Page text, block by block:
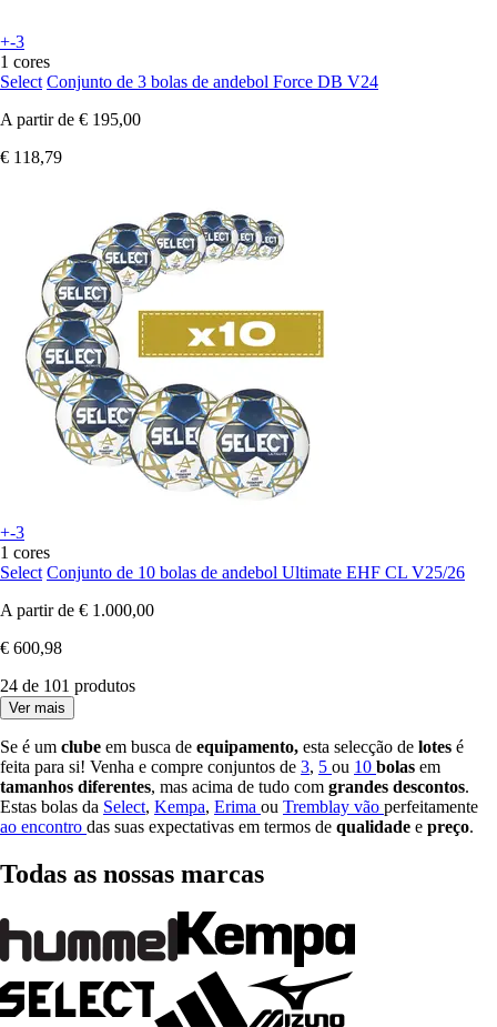
+-3
1 cores
Select Conjunto de 3 bolas de andebol Force DB V24
A partir de € 195,00
€ 118,79
+-3
1 cores
Select Conjunto de 10 bolas de andebol Ultimate EHF CL V25/26
A partir de € 1.000,00
€ 600,98
24 de 101 produtos
Ver mais
Se é um clube em busca de equipamento, esta selecção de lotes é
feita para si! Venha e compre conjuntos de 3, 5 ou 10 bolas em
tamanhos diferentes, mas acima de tudo com grandes descontos.
Estas bolas da Select, Kempa, Erima ou Tremblay vão perfeitamente
ao encontro das suas expectativas em termos de qualidade e preço.
Todas as nossas marcas